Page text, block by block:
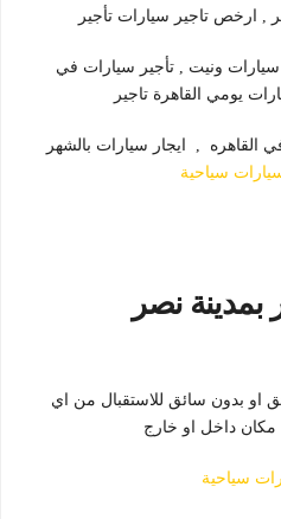
ارخص تاجير سيارات تأجير
تأجير سيارات ونيت , تأجير سيارات في
يومي القاهرة تاجير
القاهره , ايجار سيارات بالشهر
سيارات سياحية
بمدينة نصر
او بدون سائق للاستقبال من اي
داخل او خارج
سياحية